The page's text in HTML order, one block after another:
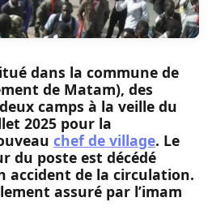
dans la commune de
de Matam), des
camps à la veille du
2025 pour la
chef de village. Le
du poste est décédé
accident de la circulation.
assuré par l’imam